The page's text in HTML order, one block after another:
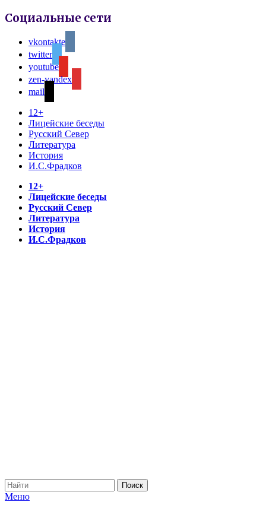
Социальные сети
vkontakte
twitter
youtube
zen-yandex
mail
12+
Лицейские беседы
Русский Север
Литература
История
И.С.Фрадков
12+
Лицейские беседы
Русский Север
Литература
История
И.С.Фрадков
Меню